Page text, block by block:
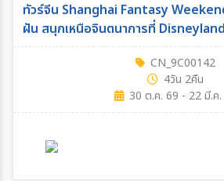
ทัวร์จีน Shanghai Fantasy
ฝัน สนุกเหนือจินตนาการที่
CN_9C00142
4วัน 2คืน
30 ต.ค. 69 - 22 มี.ค